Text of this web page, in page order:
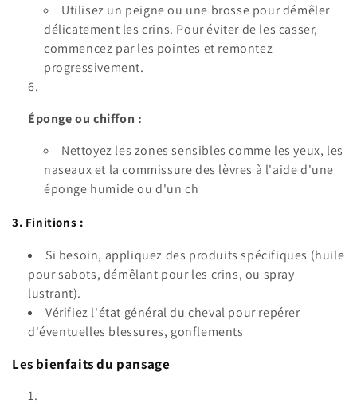
Utilisez un peigne ou une brosse pour démêler
délicatement les crins. Pour éviter de les casser,
commencez par les pointes et remontez
progressivement.
Éponge ou chiffon :
Nettoyez les zones sensibles comme les yeux, les
naseaux et la commissure des lèvres à l'aide d'une
éponge humide ou d'un ch
3. Finitions :
Si besoin, appliquez des produits spécifiques (huile
pour sabots, démêlant pour les crins, ou spray
lustrant).
Vérifiez l'état général du cheval pour repérer
d'éventuelles blessures, gonflements
Les bienfaits du pansage